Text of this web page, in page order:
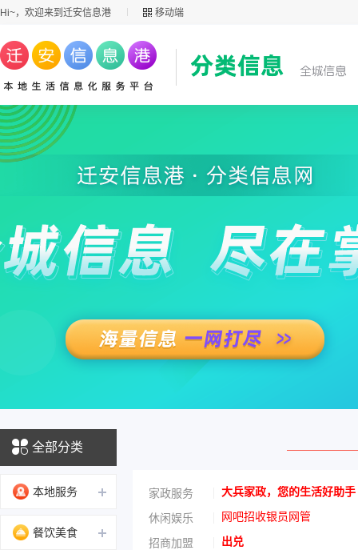
Hi~，欢迎来到迁安信息港 移动端
全部分类
本地服务
餐饮美食
家政服务 大兵家政，您的生活好助手
休闲娱乐 网吧招收银员网管
招商加盟
出兑